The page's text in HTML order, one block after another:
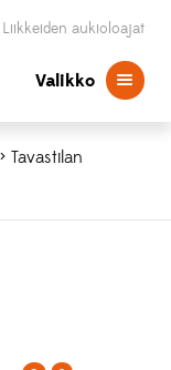
Liikkeiden aukioloajat
Valikko
> Tavastilan